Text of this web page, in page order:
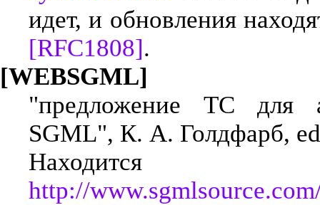
идет, и обновления
[RFC1808].
[WEBSGML]
"предложение TC для
SGML", К. А. Голдфарб,
http://